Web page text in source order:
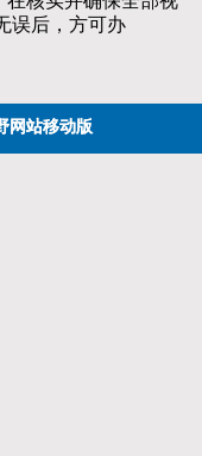
误后，方可办
网站移动版